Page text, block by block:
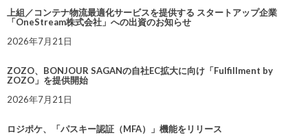
上組／コンテナ物流最適化サービスを提供する スタートアップ企業
「OneStream株式会社」への出資のお知らせ
2026年7月21日
ZOZO、BONJOUR SAGANの自社EC拡大に向け「Fulfillment by
ZOZO」を提供開始
2026年7月21日
ロジポケ、「パスキー認証（MFA）」機能をリリース